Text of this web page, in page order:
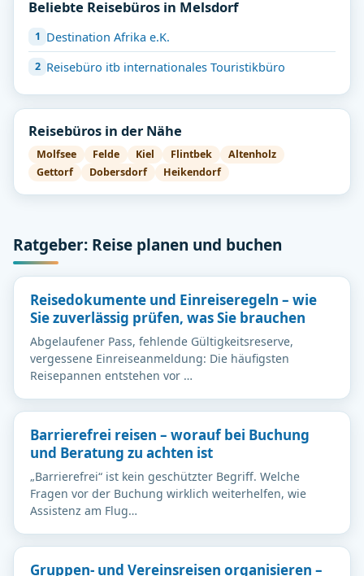
Beliebte Reisebüros in Melsdorf
Destination Afrika e.K.
Reisebüro itb internationales Touristikbüro
Reisebüros in der Nähe
Molfsee Felde Kiel Flintbek
Altenholz
Gettorf
Dobersdorf Heikendorf
Ratgeber: Reise planen und buchen
Reisedokumente und Einreiseregeln – wie
Sie zuverlässig prüfen, was Sie brauchen
Abgelaufener Pass, fehlende Gültigkeitsreserve,
vergessene Einreiseanmeldung: Die häufigsten
Reisepannen entstehen vor …
Barrierefrei reisen – worauf bei Buchung
und Beratung zu achten ist
„Barrierefrei“ ist kein geschützter Begriff. Welche
Fragen vor der Buchung wirklich weiterhelfen, wie
Assistenz am Flug…
Gruppen- und Vereinsreisen organisieren –